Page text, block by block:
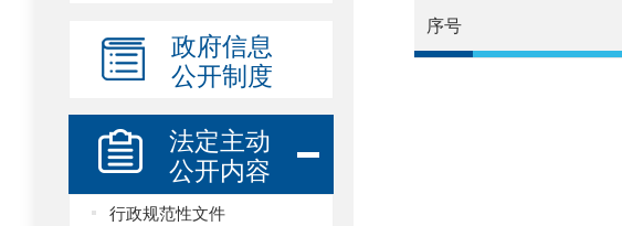
政府信息
公开制度
法定主动
公开内容
行政规范性文件
序号